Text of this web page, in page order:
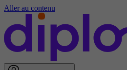
Aller au contenu